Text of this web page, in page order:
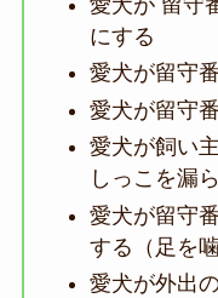
にする
愛犬が留守
愛犬が留守
愛犬が飼い
しっこを漏
愛犬が留守
する（足を
愛犬が外出